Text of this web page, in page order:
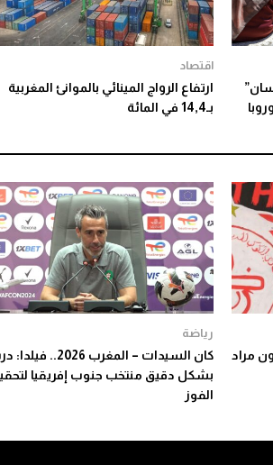
اقتصاد
ارتفاع الرواج المينائي بالموانئ المغربية
بـ14,4 في المائة
مراد
رياضة
كان السيدات – المغرب 2026..
بشكل دقيق منتخب جنوب إفريقيا
الفوز